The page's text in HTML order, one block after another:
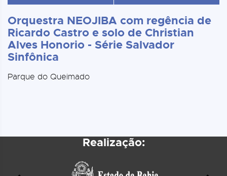
Orquestra NEOJIBA com regência de
Ricardo Castro e solo de Christian
Alves Honorio - Série Salvador
Sinfônica
Parque do Queimado
Realização: